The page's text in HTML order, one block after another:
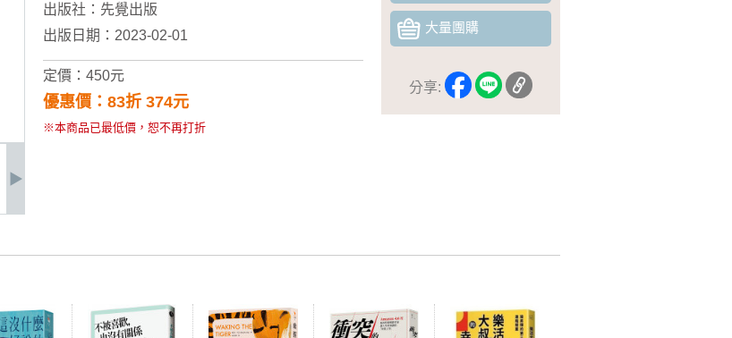
大量團購
分享:
出版社： 先覺出版
出版日期：2023-02-01
定價：450元
優惠價：83折 374元
※本商品已最低價，恕不再打折